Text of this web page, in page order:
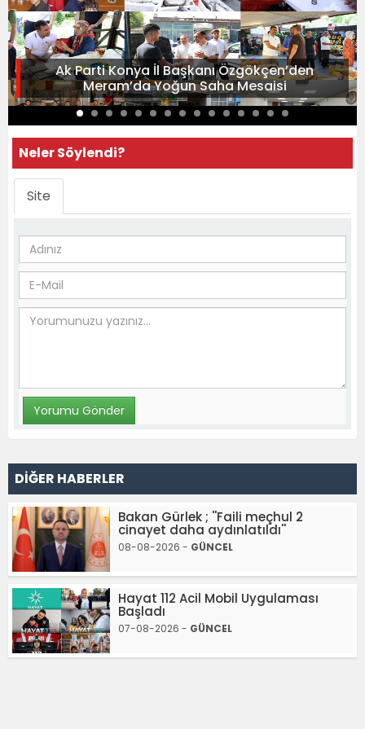
Ak Parti Konya İl Başkanı Özgökçen’den
Meram’da Yoğun Saha Mesaisi
Neler Söylendi?
Site
DİĞER HABERLER
Bakan Gürlek ; ''Faili meçhul 2
cinayet daha aydınlatıldı''
08-08-2026 - GÜNCEL
Hayat 112 Acil Mobil Uygulaması
Başladı
07-08-2026 - GÜNCEL